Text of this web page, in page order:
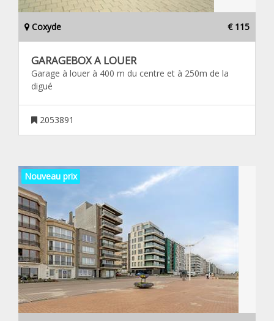
Coxyde € 115
GARAGEBOX A LOUER
Garage à louer à 400 m du centre et à 250m de la
digué
2053891
Nouveau prix